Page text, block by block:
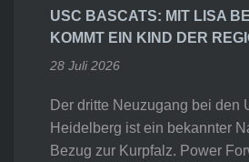
USC BASCATS: MIT LISA
KOMMT EIN KIND DER
28 Juli 2026
Der dritte Neuzugang bei den
Heidelberg ist ein bekannter
Bezug zur Kurpfalz. Power